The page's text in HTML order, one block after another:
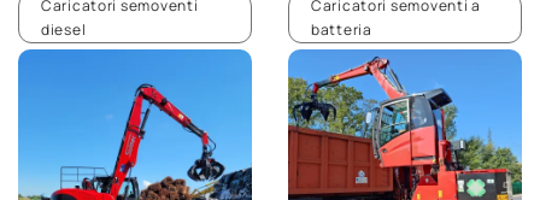
Caricatori semoventi
diesel
Caricatori semoventi a
batteria